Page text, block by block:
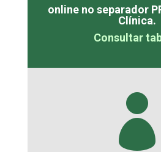
online no separador
Clínica.
Consultar
